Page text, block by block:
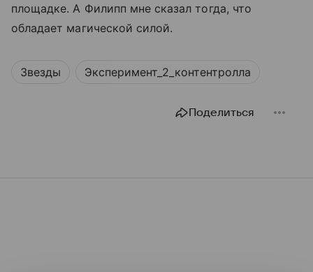
площадке. А Филипп мне сказал тогда, что
обладает магической силой.
Звезды Эксперимент_2_контентролла
Поделиться